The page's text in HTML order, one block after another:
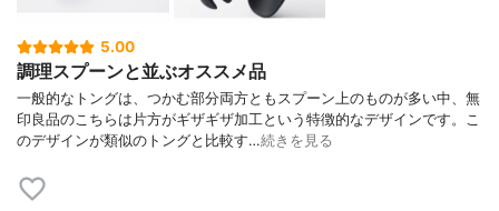
5.00
調理スプーンと並ぶオススメ品
一般的なトングは、つかむ部分両方ともスプーン上のものが多い中、無
印良品のこちらは片方がギザギザ加工という特徴的なデザインです。こ
のデザインが類似のトングと比較す…続きを見る